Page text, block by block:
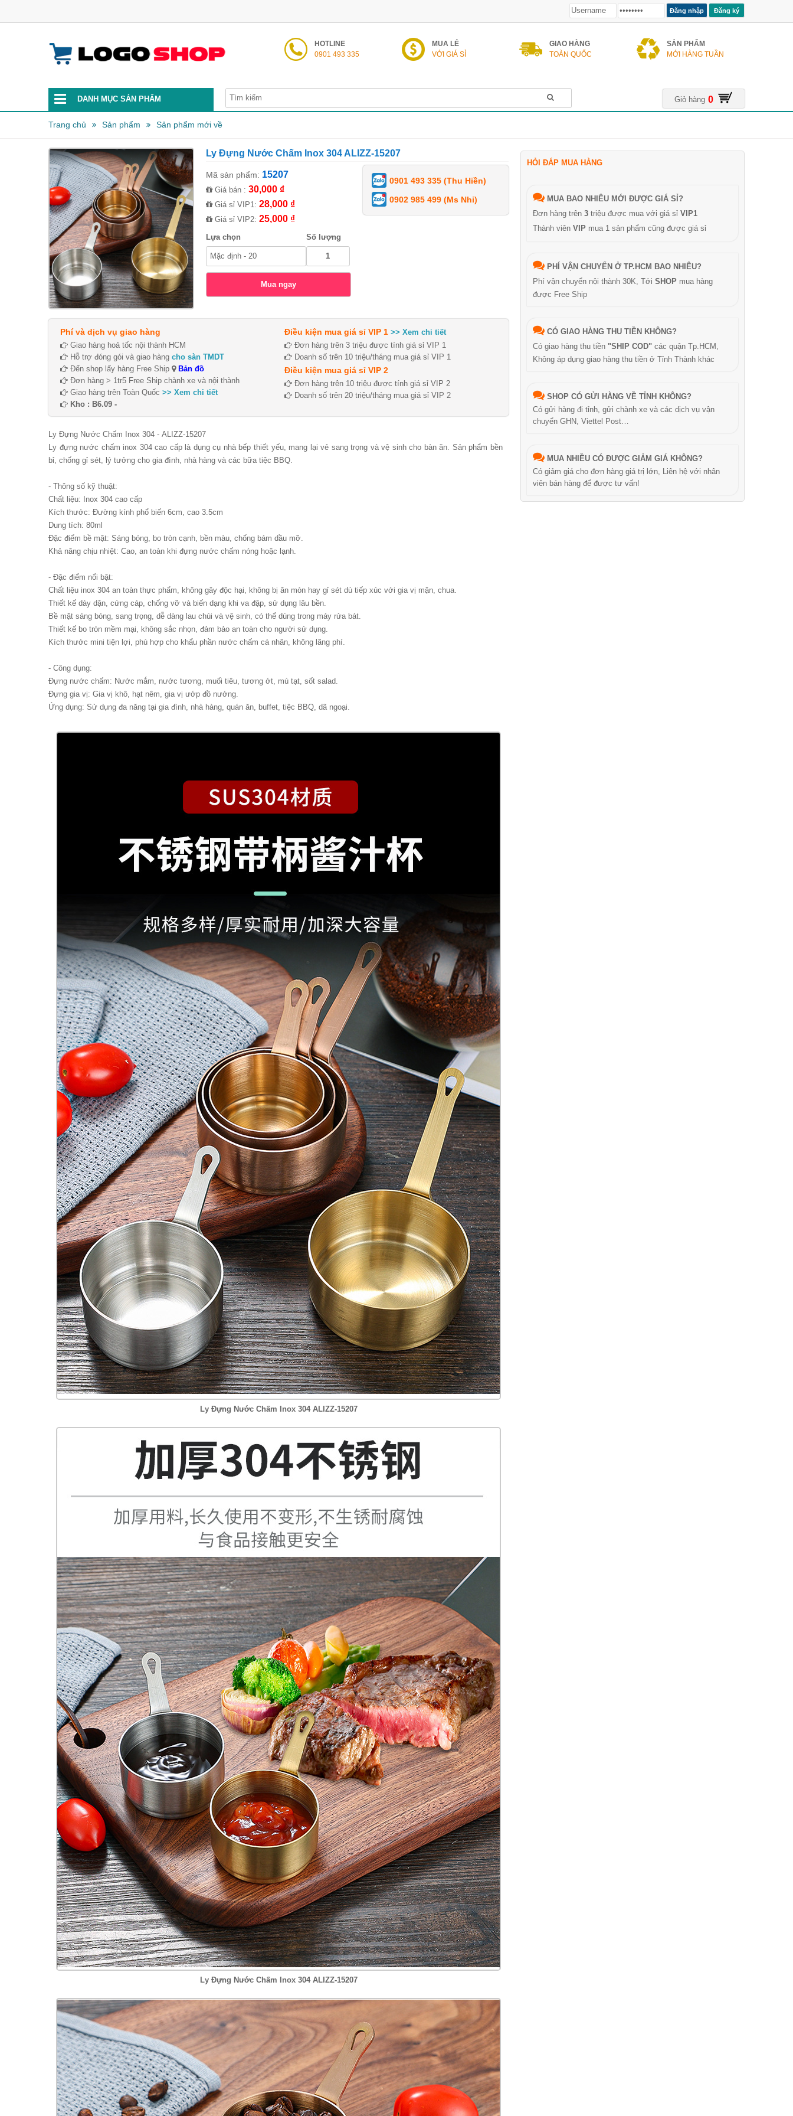
Đăng ký
HOTLINE
0901 493 335
MUA LẺ
VỚI GIÁ SỈ
GIAO HÀNG
TOÀN QUỐC
SẢN PHẨM
MỚI HÀNG TUẦN
Giỏ hàng 0
DANH MỤC SẢN PHẨM
Trang chủ Sản phẩm Sản phẩm mới về
Ly Đựng Nước Chấm Inox 304 ALIZZ-15207
Mã sản phẩm: 15207
Giá bán : 30,000 ₫
Giá sỉ VIP1: 28,000 ₫
Giá sỉ VIP2: 25,000 ₫
Lựa chọn Số lượng
0901 493 335 (Thu Hiền)
0902 985 499 (Ms Nhi)
Phí và dịch vụ giao hàng
Giao hàng hoả tốc nội thành HCM
Hỗ trợ đóng gói và giao hàng cho sàn TMDT
Đến shop lấy hàng Free Ship
Bản đồ
Đơn hàng > 1tr5 Free Ship chành xe và nội thành
Giao hàng trên Toàn Quốc >> Xem chi tiết
Kho : B6.09 -
Điều kiện mua giá sỉ VIP 1 >> Xem chi tiết
Đơn hàng trên 3 triệu được tính giá sỉ VIP 1
Doanh số trên 10 triệu/tháng mua giá sỉ VIP 1
Điều kiện mua giá sỉ VIP 2
Đơn hàng trên 10 triệu được tính giá sỉ VIP 2
Doanh số trên 20 triệu/tháng mua giá sỉ VIP 2
Ly Đựng Nước Chấm Inox 304 - ALIZZ-15207
Ly đựng nước chấm inox 304 cao cấp là dụng cụ nhà bếp thiết yếu, mang lại vẻ sang trọng và vệ sinh cho bàn ăn. Sản phẩm bền
bỉ, chống gỉ sét, lý tưởng cho gia đình, nhà hàng và các bữa tiệc BBQ.
- Thông số kỹ thuật:
Chất liệu: Inox 304 cao cấp
Kích thước: Đường kính phổ biến 6cm, cao 3.5cm
Dung tích: 80ml
Đặc điểm bề mặt: Sáng bóng, bo tròn cạnh, bền màu, chống bám dầu mỡ.
Khả năng chịu nhiệt: Cao, an toàn khi đựng nước chấm nóng hoặc lạnh.
- Đặc điểm nổi bật:
Chất liệu inox 304 an toàn thực phẩm, không gây độc hại, không bị ăn mòn hay gỉ sét dù tiếp xúc với gia vị mặn, chua.
Thiết kế dày dặn, cứng cáp, chống vỡ và biến dạng khi va đập, sử dụng lâu bền.
Bề mặt sáng bóng, sang trọng, dễ dàng lau chùi và vệ sinh, có thể dùng trong máy rửa bát.
Thiết kế bo tròn mềm mại, không sắc nhọn, đảm bảo an toàn cho người sử dụng.
Kích thước mini tiện lợi, phù hợp cho khẩu phần nước chấm cá nhân, không lãng phí.
- Công dụng:
Đựng nước chấm: Nước mắm, nước tương, muối tiêu, tương ớt, mù tạt, sốt salad.
Đựng gia vị: Gia vị khô, hạt nêm, gia vị ướp đồ nướng.
Ứng dụng: Sử dụng đa năng tại gia đình, nhà hàng, quán ăn, buffet, tiệc BBQ, dã ngoại.
Ly Đựng Nước Chấm Inox 304 ALIZZ-15207
Ly Đựng Nước Chấm Inox 304 ALIZZ-15207
HỎI ĐÁP MUA HÀNG
MUA BAO NHIÊU MỚI ĐƯỢC GIÁ SỈ?
Đơn hàng trên 3 triệu được mua với giá sỉ VIP1
Thành viên VIP mua 1 sản phẩm cũng được giá sỉ
PHÍ VẬN CHUYỂN Ở TP.HCM BAO NHIÊU?
Phí vận chuyển nội thành 30K, Tới SHOP mua hàng
được Free Ship
CÓ GIAO HÀNG THU TIỀN KHÔNG?
Có giao hàng thu tiền "SHIP COD" các quận Tp.HCM,
Không áp dụng giao hàng thu tiền ở Tỉnh Thành khác
SHOP CÓ GỬI HÀNG VỀ TỈNH KHÔNG?
Có gửi hàng đi tỉnh, gửi chành xe và các dịch vụ vận
chuyển GHN, Viettel Post…
MUA NHIỀU CÓ ĐƯỢC GIẢM GIÁ KHÔNG?
Có giảm giá cho đơn hàng giá trị lớn, Liên hệ với nhân
viên bán hàng để được tư vấn!